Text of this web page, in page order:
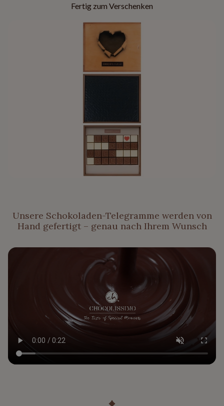
Fertig zum Verschenken
Unsere Schokoladen-Telegramme werden von
Hand gefertigt – genau nach Ihrem Wunsch